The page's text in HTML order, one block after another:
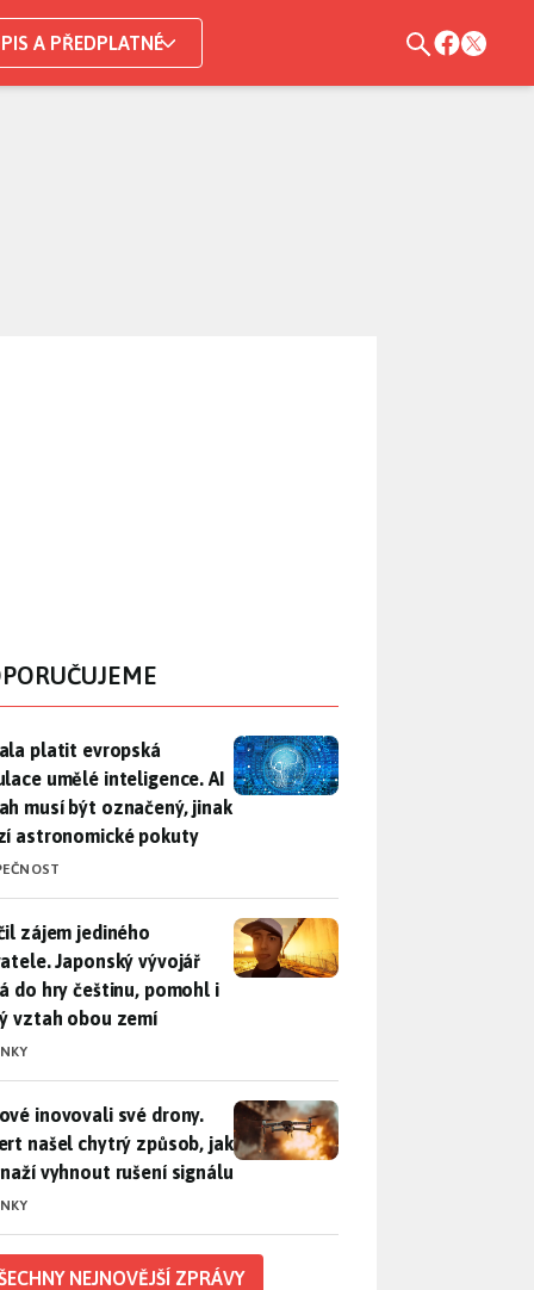
A PŘEDPLATNÉ
platit evropská regulace umělé inteligence. AI obsah
platit evropská
umělé inteligence. AI
musí být označený, jinak
astronomické pokuty
zájem jediného uživatele. Japonský vývojář přidá do hry
zájem jediného
Japonský vývojář
do hry češtinu, pomohl i
vztah obou zemí
inovovali své drony. Expert našel chytrý způsob, jak se
inovovali své drony.
našel chytrý způsob, jak
vyhnout rušení signálu
NEJNOVĚJŠÍ ZPRÁVY